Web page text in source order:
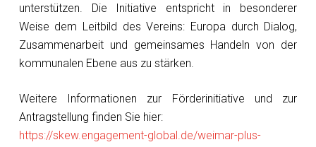
unterstützen. Die Initiative entspricht in besonderer
Weise dem Leitbild des Vereins: Europa durch Dialog,
Zusammenarbeit und gemeinsames Handeln von der
kommunalen Ebene aus zu stärken.
Weitere Informationen zur Förderinitiative und zur
Antragstellung finden Sie hier:
https://skew.engagement-global.de/weimar-plus-